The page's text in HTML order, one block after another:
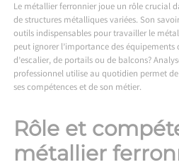
Le métallier ferronnier joue un rôle crucial
de structures métalliques variées. Son
outils indispensables pour travailler le
peut ignorer l’importance des
d’escalier, de portails ou de balcons?
professionnel utilise au quotidien permet
ses compétences et de son métier.
Rôle et
métallier